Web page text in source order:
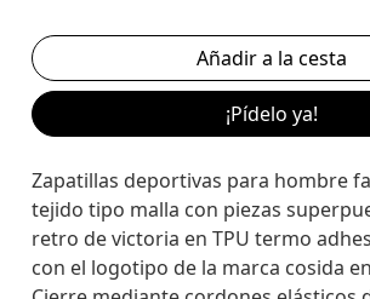
¡Pídelo ya!
Zapatillas deportivas para hombre
tejido tipo malla con piezas
retro de victoria en TPU termo
con el logotipo de la marca cosida